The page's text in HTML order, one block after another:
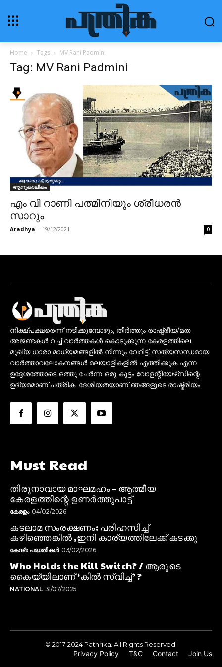
Home Tags MV Rani Padmini
Tag: MV Rani Padmini
ആനുകാലികം
എം വി റാണി പത്മിനിയും ശ്രീധരൻ
സാറും
Aradhya - 19/12/2021 0
നിക്ഷ്പക്ഷരെന്ന് നടിക്കുമ്പോഴും, തീർത്തും രാഷ്ട്രീയ/മത
അജണ്ടകൾ വച്ച് വാർത്തകൾ കൊടുക്കുന്ന കേരളത്തിലെ
മുഖ്യ ധാരാ മാധ്യമങ്ങളിൽ നിന്നും വേറിട്ട്, സത്യസന്ധമായ
വാർത്താവലോകനങ്ങൾ മലയാളികളിൽ എത്തിക്കുക എന്ന
ഉദ്ദേശത്തോടെ ഒത്തു ചേർന്ന ഒരു കൂട്ടം വോളന്റിയേഴ്‌സിന്റെ
ഉദ്യമമാണ് പത്രിക. ദേശീയതയാണ് ഞങ്ങളുടെ രാഷ്ട്രീയം.
Must Read
തിരുനാവായ മാഘമഹം – ആത്മീയ
കേരളത്തിന്റെ ഉണർത്തുപാട്ട്
കേരളം 04/02/2026
കടലാമ സംരക്ഷണം: പരിഹസിച്ച്
കഴിഞ്ഞെങ്കിൽ ,ഇനി കാര്യത്തിലേക്ക് കടക്കു
കേന്ദ്ര പദ്ധതികൾ 03/02/2026
Who Holds the Kill Switch? / ആരുടെ
കൈയ്യിലാണ് ‘കിൽ സ്വിച്ച്’ ?
NATIONAL 31/07/2025
© 2017-2024 Pathrika. All Rights Reserved.
Privacy Policy T&C Contact Join Us